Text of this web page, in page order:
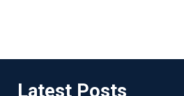
Latest Posts